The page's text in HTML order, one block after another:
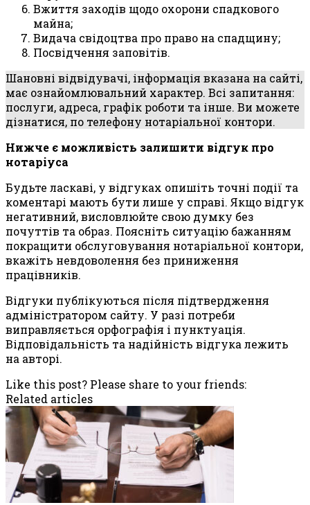
Вжиття заходів щодо охорони спадкового
майна;
Видача свідоцтва про право на спадщину;
Посвідчення заповітів.
Шановні відвідувачі, інформація вказана на сайті,
має ознайомлювальний характер. Всі запитання:
послуги, адреса, графік роботи та інше. Ви можете
дізнатися, по телефону нотаріальної контори.
Нижче є можливість залишити відгук про
нотаріуса
Будьте ласкаві, у відгуках опишіть точні події та
коментарі мають бути лише у справі. Якщо відгук
негативний, висловлюйте свою думку без
почуттів та образ. Поясніть ситуацію бажанням
покращити обслуговування нотаріальної контори,
вкажіть невдоволення без приниження
працівників.
Відгуки публікуються після підтвердження
адміністратором сайту. У разі потреби
виправляється орфографія і пунктуація.
Відповідальність та надійність відгука лежить
на авторі.
Like this post? Please share to your friends:
Related articles